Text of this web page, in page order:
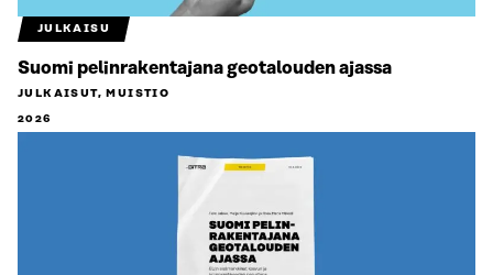
JULKAISU
Suomi pelinrakentajana geotalouden ajassa
JULKAISUT, MUISTIO
2026